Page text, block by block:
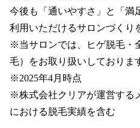
今後も「通いやすさ」と「満
利用いただけるサロンづくり
※当サロンでは、ヒゲ脱毛・
毛）をお取り扱いしておりま
※2025年4月時点
※株式会社クリアが運営する
における脱毛実績を含む